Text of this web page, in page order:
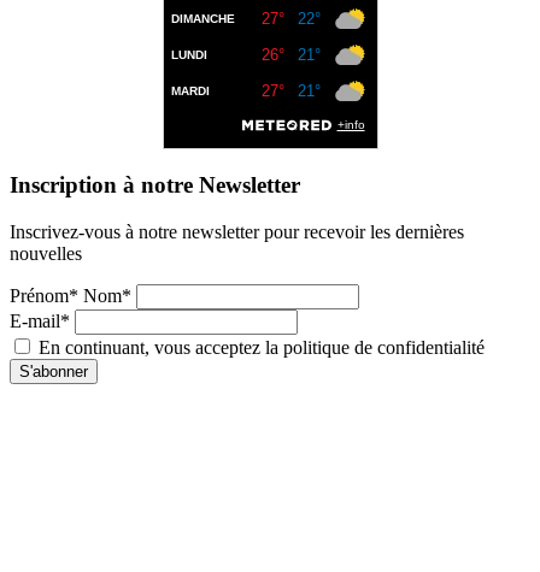
Inscription à notre Newsletter
Inscrivez-vous à notre newsletter pour recevoir les dernières
nouvelles
Prénom* Nom*
E-mail*
En continuant, vous acceptez la politique de confidentialité